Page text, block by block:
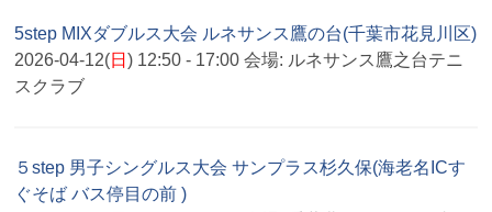
5step MIXダブルス大会 ルネサンス鷹の台(千葉市花見川区)
2026-04-12(日 ) 12:50 - 17:00会場: ルネサンス鷹之台テニ
スクラブ
５step 男子シングルス大会 サンプラス杉久保(海老名ICす
ぐそば バス停目の前 )